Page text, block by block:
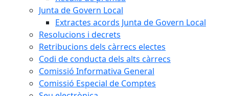
Junta de Govern Local
Extractes acords Junta de Govern Local
Resolucions i decrets
Retribucions dels càrrecs electes
Codi de conducta dels alts càrrecs
Comissió Informativa General
Comissió Especial de Comptes